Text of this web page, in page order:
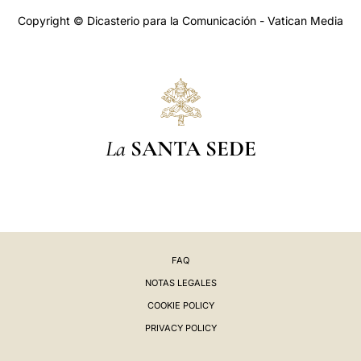
Copyright © Dicasterio para la Comunicación - Vatican Media
La SANTA SEDE
FAQ
NOTAS LEGALES
COOKIE POLICY
PRIVACY POLICY